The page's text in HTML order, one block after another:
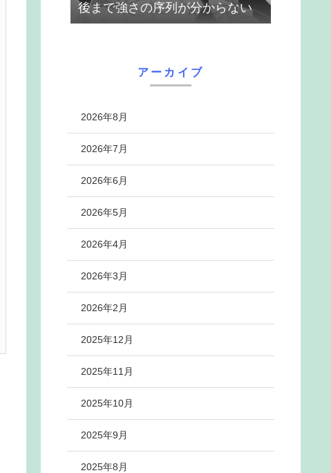
後まで強さの序列が分からない
アーカイブ
2026年8月
2026年7月
2026年6月
2026年5月
2026年4月
2026年3月
2026年2月
2025年12月
2025年11月
2025年10月
2025年9月
2025年8月